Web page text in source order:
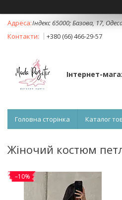
Індекс 65000; Базова, 17,
+380 (66) 466-29-57
Інтернет-
Головна сторінка Каталог
Жіночий костюм
–10%